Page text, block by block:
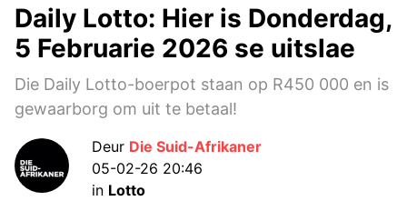
Daily Lotto: Hier is Donderdag,
5 Februarie 2026 se uitslae
Die Daily Lotto-boerpot staan op R450 000 en is
gewaarborg om uit te betaal!
Deur Die Suid-Afrikaner
05-02-26 20:46
in Lotto